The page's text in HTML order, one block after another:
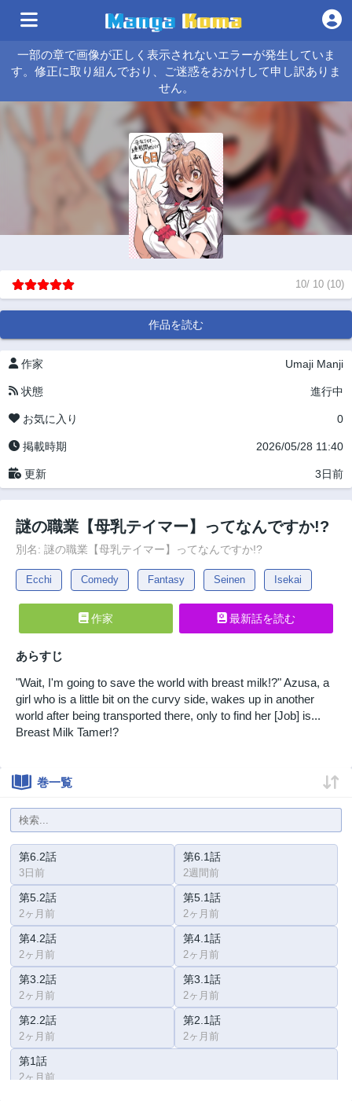
一部の章で画像が正しく表示されないエラーが発生していま
す。修正に取り組んでおり、ご迷惑をおかけして申し訳ありま
せん。
10/ 10 (10)
作品を読む
作家 Umaji Manji
状態 進行中
お気に入り 0
掲載時期 2026/05/28 11:40
更新 3日前
謎の職業【母乳テイマー】ってなんですか!?
別名: 謎の職業【母乳テイマー】ってなんですか!?
Ecchi Comedy Fantasy Seinen Isekai
作家 最新話を読む
あらすじ
"Wait, I'm going to save the world with breast milk!?" Azusa, a
girl who is a little bit on the curvy side, wakes up in another
world after being transported there, only to find her [Job] is...
Breast Milk Tamer!?
巻一覧
第6.2話
3日前
第6.1話
2週間前
第5.2話
2ヶ月前
第5.1話
2ヶ月前
第4.2話
2ヶ月前
第4.1話
2ヶ月前
第3.2話
2ヶ月前
第3.1話
2ヶ月前
第2.2話
2ヶ月前
第2.1話
2ヶ月前
第1話
2ヶ月前